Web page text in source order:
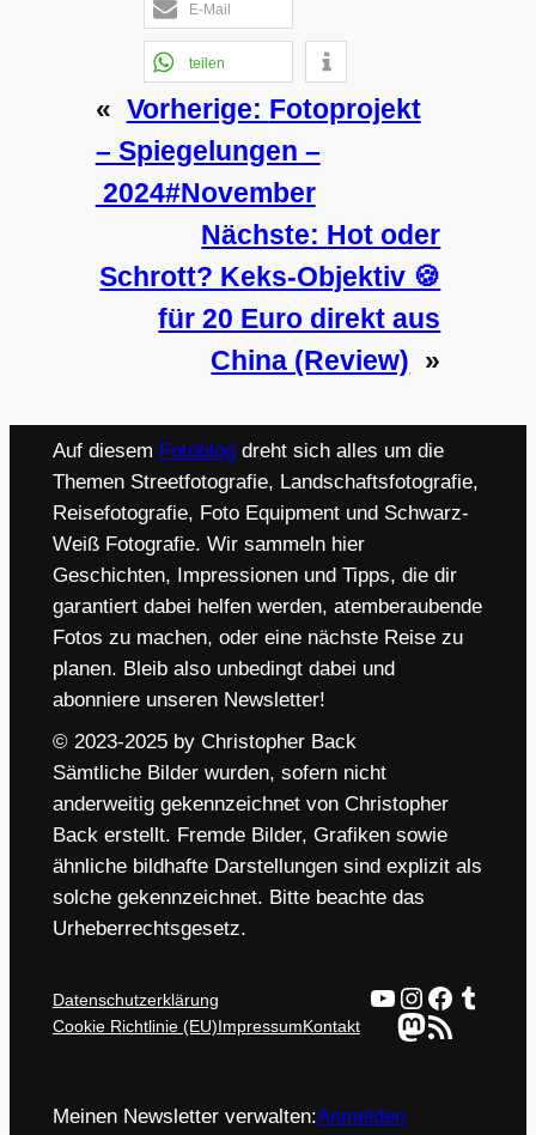
E-Mail
teilen
« Vorherige: Fotoprojekt
– Spiegelungen –
2024#November
Nächste: Hot oder
Schrott? Keks-Objektiv 🍪
für 20 Euro direkt aus
China (Review) »
Auf diesem Fotoblogdreht sich alles um die
Themen Streetfotografie, Landschaftsfotografie,
Reisefotografie, Foto Equipment und Schwarz-
Weiß Fotografie. Wir sammeln hier
Geschichten, Impressionen und Tipps, die dir
garantiert dabei helfen werden, atemberaubende
Fotos zu machen, oder eine nächste Reise zu
planen. Bleib also unbedingt dabei und
abonniere unseren Newsletter!
© 2023-2025 by Christopher Back
Sämtliche Bilder wurden, sofern nicht
anderweitig gekennzeichnet von Christopher
Back erstellt. Fremde Bilder, Grafiken sowie
ähnliche bildhafte Darstellungen sind explizit als
solche gekennzeichnet. Bitte beachte das
Urheberrechtsgesetz.
Datenschutzerklärung
Cookie Richtlinie (EU)ImpressumKontakt
YouTube
Instagram
Mastodon
RSS-Feed
Meinen Newsletter verwalten:Anmelden